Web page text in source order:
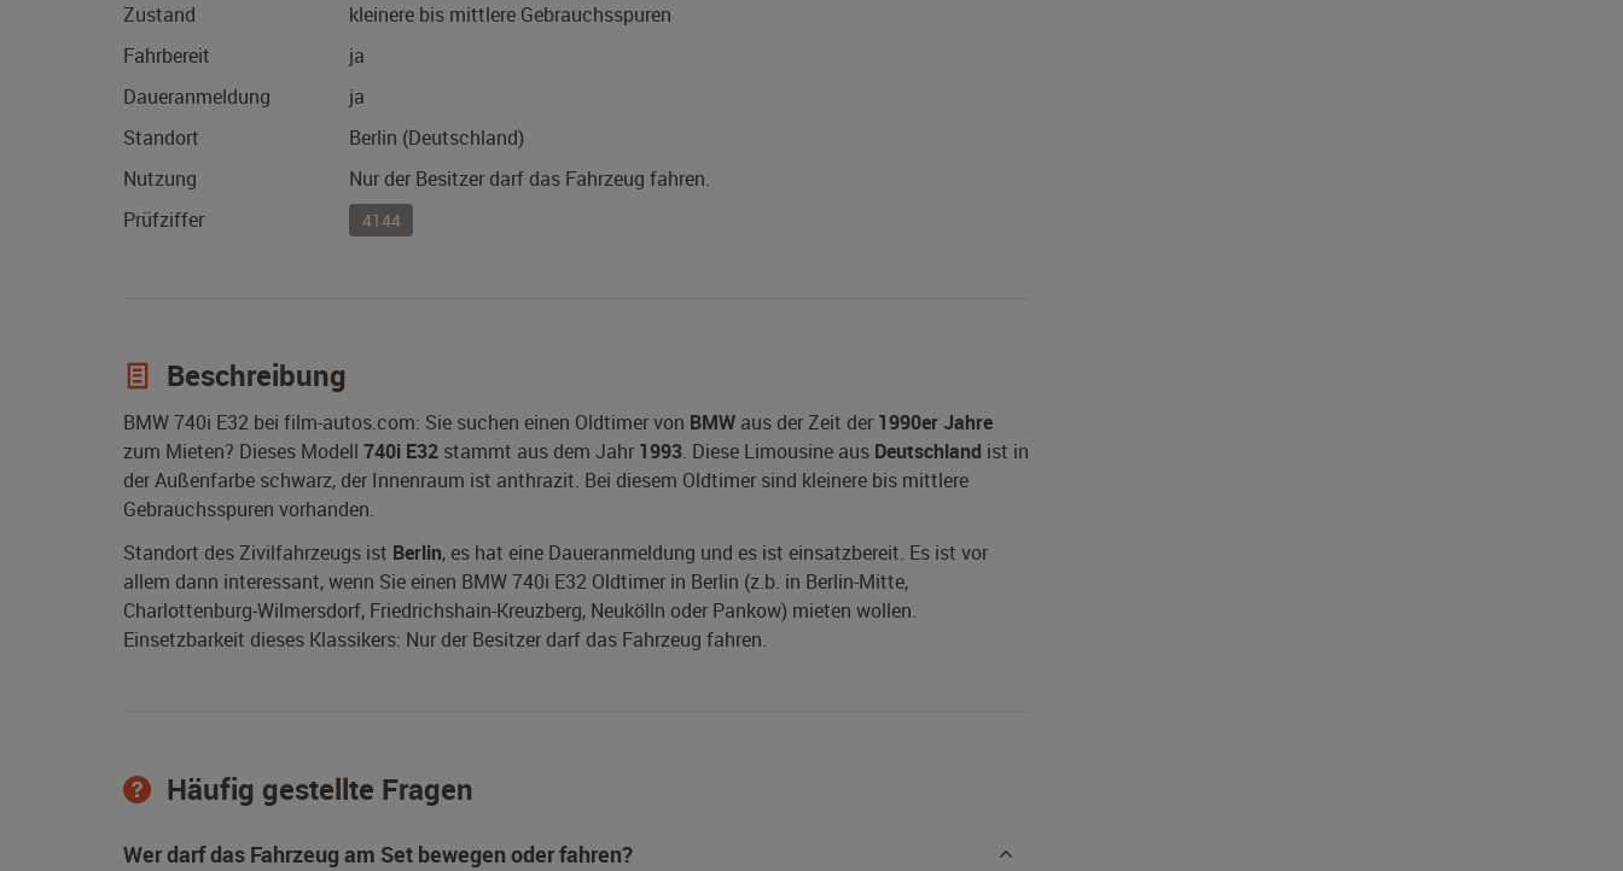
Zustand
kleinere bis mittlere Gebrauchsspuren
Fahrbereit
ja
Daueranmeldung
ja
Standort
Berlin (Deutschland)
Nutzung
Nur der Besitzer darf das Fahrzeug fahren.
Prüfziffer
4144
Beschreibung
BMW 740i E32 bei film-autos.com: Sie suchen einen Oldtimer von BMW aus der Zeit der 1990er Jahre
zum Mieten? Dieses Modell 740i E32 stammt aus dem Jahr 1993. Diese Limousine aus Deutschland ist in
der Außenfarbe schwarz, der Innenraum ist anthrazit. Bei diesem Oldtimer sind kleinere bis mittlere
Gebrauchsspuren vorhanden.
Standort des Zivilfahrzeugs ist Berlin, es hat eine Daueranmeldung und es ist einsatzbereit. Es ist vor
allem dann interessant, wenn Sie einen BMW 740i E32 Oldtimer in Berlin (z.b. in Berlin-Mitte,
Charlottenburg-Wilmersdorf, Friedrichshain-Kreuzberg, Neukölln oder Pankow) mieten wollen.
Einsetzbarkeit dieses Klassikers: Nur der Besitzer darf das Fahrzeug fahren.
Häufig gestellte Fragen
Wer darf das Fahrzeug am Set bewegen oder fahren?